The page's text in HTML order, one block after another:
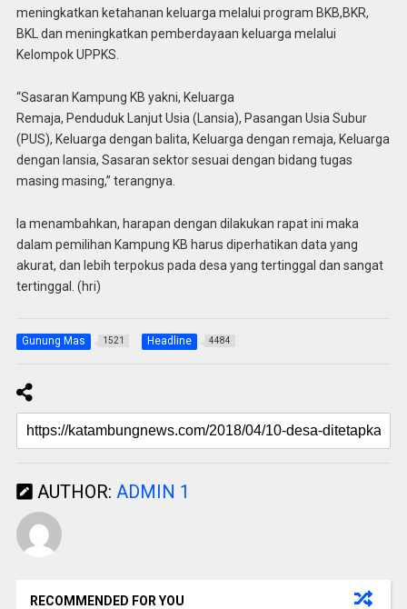
meningkatkan ketahanan keluarga melalui program BKB,BKR,
BKL dan meningkatkan pemberdayaan keluarga melalui
Kelompok UPPKS.
“Sasaran Kampung KB yakni, Keluarga
Remaja, Penduduk Lanjut Usia (Lansia), Pasangan Usia Subur
(PUS), Keluarga dengan balita, Keluarga dengan remaja, Keluarga
dengan lansia, Sasaran sektor sesuai dengan bidang tugas
masing masing,” terangnya.
Ia menambahkan, harapan dengan dilakukan rapat ini maka
dalam pemilihan Kampung KB harus diperhatikan data yang
akurat, dan lebih terpokus pada desa yang tertinggal dan sangat
tertinggal. (hri)
Gunung Mas 1521 Headline 4484
AUTHOR: ADMIN 1
RECOMMENDED FOR YOU